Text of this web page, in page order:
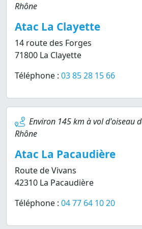
Rhône
Atac La Clayette
14 route des Forges
71800 La Clayette
Téléphone : 03 85 28 15 66
Environ 145 km à vol d'oiseau
Rhône
Atac La Pacaudière
Route de Vivans
42310 La Pacaudière
Téléphone : 04 77 64 10 20